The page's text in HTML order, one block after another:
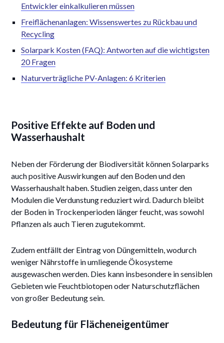
Entwickler einkalkulieren müssen
Freiflächenanlagen: Wissenswertes zu Rückbau und
Recycling
Solarpark Kosten (FAQ): Antworten auf die wichtigsten
20 Fragen
Naturverträgliche PV-Anlagen: 6 Kriterien
Positive Effekte auf Boden und
Wasserhaushalt
Neben der Förderung der Biodiversität können Solarparks
auch positive Auswirkungen auf den Boden und den
Wasserhaushalt haben. Studien zeigen, dass unter den
Modulen die Verdunstung reduziert wird. Dadurch bleibt
der Boden in Trockenperioden länger feucht, was sowohl
Pflanzen als auch Tieren zugutekommt.
Zudem entfällt der Eintrag von Düngemitteln, wodurch
weniger Nährstoffe in umliegende Ökosysteme
ausgewaschen werden. Dies kann insbesondere in sensiblen
Gebieten wie Feuchtbiotopen oder Naturschutzflächen
von großer Bedeutung sein.
Bedeutung für Flächeneigentümer